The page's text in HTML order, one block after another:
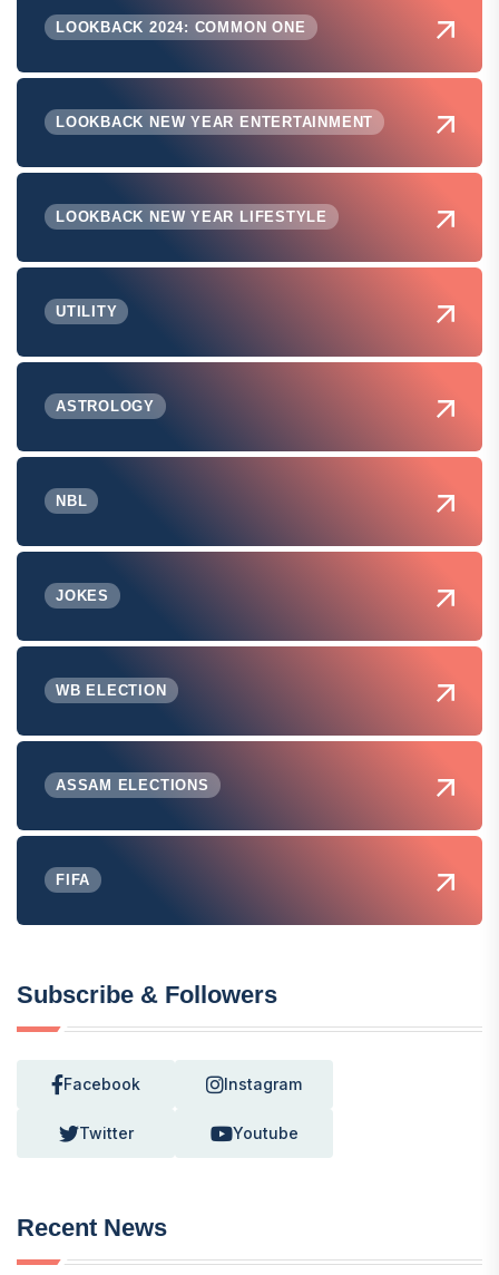
LOOKBACK 2024: COMMON ONE
LOOKBACK NEW YEAR ENTERTAINMENT
LOOKBACK NEW YEAR LIFESTYLE
UTILITY
ASTROLOGY
NBL
JOKES
WB ELECTION
ASSAM ELECTIONS
FIFA
Subscribe & Followers
Facebook Instagram
Twitter Youtube
Recent News